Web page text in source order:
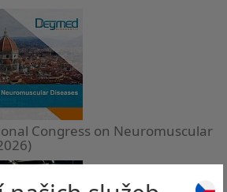
Congress on Neuromuscular